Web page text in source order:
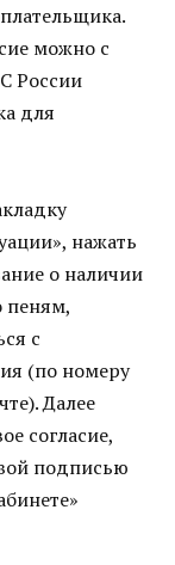
можно с
России
для
нажать
о наличии
пеням,
с
(по номеру
Далее
согласие,
подписью